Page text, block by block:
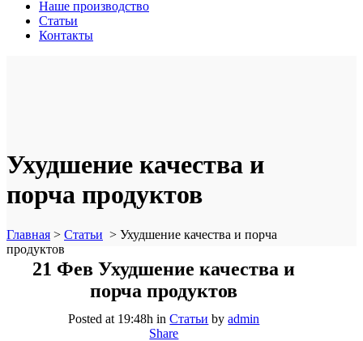
Наше производство
Статьи
Контакты
Ухудшение качества и
порча продуктов
Главная > Статьи > Ухудшение качества и порча
продуктов
21 Фев Ухудшение качества и
порча продуктов
Posted at 19:48h inСтатьи byadmin
Share